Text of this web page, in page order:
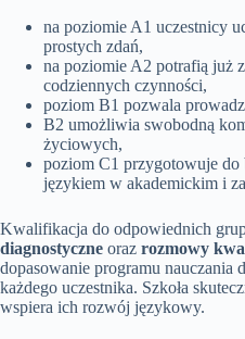
na poziomie A1 uczestnicy
prostych zdań,
na poziomie A2 potrafią już
codziennych czynności,
poziom B1 pozwala
B2 umożliwia swobodną
życiowych,
poziom C1 przygotowuje do
językiem w akademickim i
Kwalifikacja do odpowiednich
diagnostyczne oraz rozmowy
dopasowanie programu nauczania
każdego uczestnika. Szkoła
wspiera ich rozwój językowy.